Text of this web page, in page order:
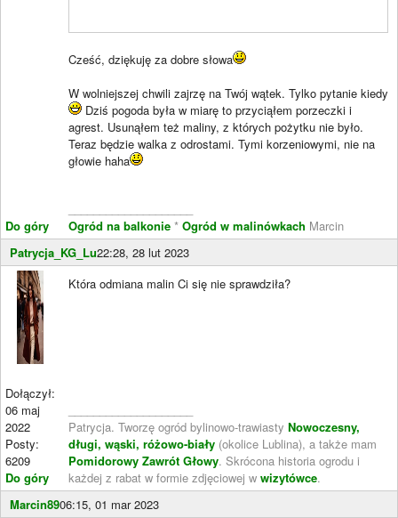
Do góry
Cześć, dziękuję za dobre słowa
W wolniejszej chwili zajrzę na Twój wątek. Tylko pytanie kiedy
Dziś pogoda była w miarę to przyciąłem porzeczki i
agrest. Usunąłem też maliny, z których pożytku nie było.
Teraz będzie walka z odrostami. Tymi korzeniowymi, nie na
głowie haha
Ogród na balkonie * Ogród w malinówkach Marcin
Patrycja_KG_Lu22:28, 28 lut 2023
Dołączył:
06 maj
2022
Posty:
6209
Do góry
Która odmiana malin Ci się nie sprawdziła?
Patrycja. Tworzę ogród bylinowo-trawiasty Nowoczesny,
długi, wąski, różowo-biały (okolice Lublina), a także mam
Pomidorowy Zawrót Głowy. Skrócona historia ogrodu i
każdej z rabat w formie zdjęciowej w wizytówce.
Marcin8906:15, 01 mar 2023